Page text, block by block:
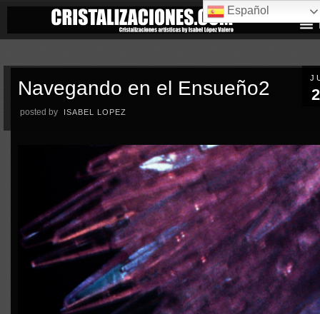
Navegando en el Ensueño2
posted by ISABEL LOPEZ
Español